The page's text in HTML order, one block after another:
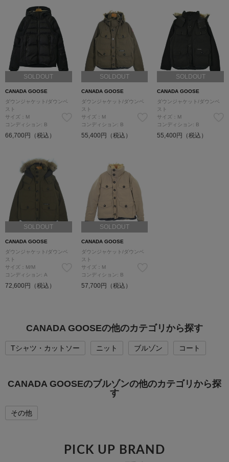
SOLDOUT
CANADA GOOSE
ダウンジャケット/ダウンベ
スト
サイズ：M
コンディション: B
66,700円（税込）
SOLDOUT
CANADA GOOSE
ダウンジャケット/ダウンベ
スト
サイズ：M
コンディション: B
55,400円（税込）
SOLDOUT
CANADA GOOSE
ダウンジャケット/ダウンベ
スト
サイズ：M
コンディション: B
55,400円（税込）
SOLDOUT
CANADA GOOSE
ダウンジャケット/ダウンベ
スト
サイズ：M/M
コンディション: A
72,600円（税込）
SOLDOUT
CANADA GOOSE
ダウンジャケット/ダウンベ
スト
サイズ：M
コンディション: B
57,700円（税込）
CANADA GOOSEの他のカテゴリから探す
Tシャツ・カットソー ニット ブルゾン コート
CANADA GOOSEのブルゾンの他のカテゴリから探
す
その他
PICK UP BRAND